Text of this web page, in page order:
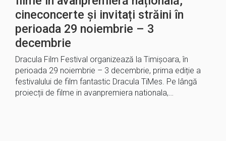
cineconcerte și invitați străini în
perioada 29 noiembrie – 3
decembrie
Dracula Film Festival organizează la Timișoara, în
perioada 29 noiembrie – 3 decembrie, prima ediție a
festivalului de film fantastic Dracula TiMes. Pe lângă
proiecții de filme in avanpremiera nationala,…